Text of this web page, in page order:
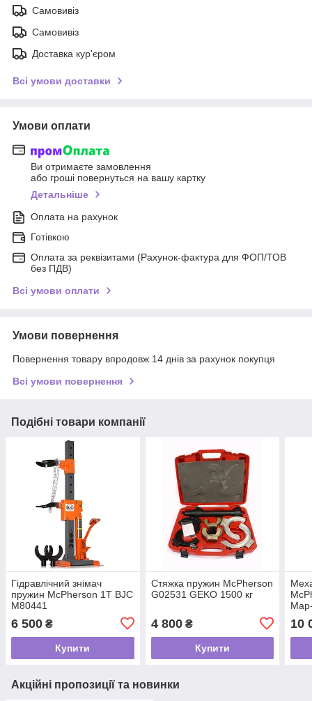
Самовивіз
Самовивіз
Доставка кур'єром
Всі умови доставки
Умови оплати
Ви отримаєте замовлення
або гроші повернуться на вашу картку
Детальніше
Оплата на рахунок
Готівкою
Оплата за реквізитами (Рахунок-фактура для ФОП/ТОВ
без ПДВ)
Всі умови оплати
Умови повернення
Повернення товару впродовж 14 днів за рахунок покупця
Всі умови повернення
Подібні товари компанії
Гідравлічний знімач
пружин McPherson 1T BJC
M80441
6 500 ₴
Купити
Стяжка пружин McPherson
G02531 GEKO 1500 кг
4 800₴
Купити
10
Акційні пропозиції та новинки